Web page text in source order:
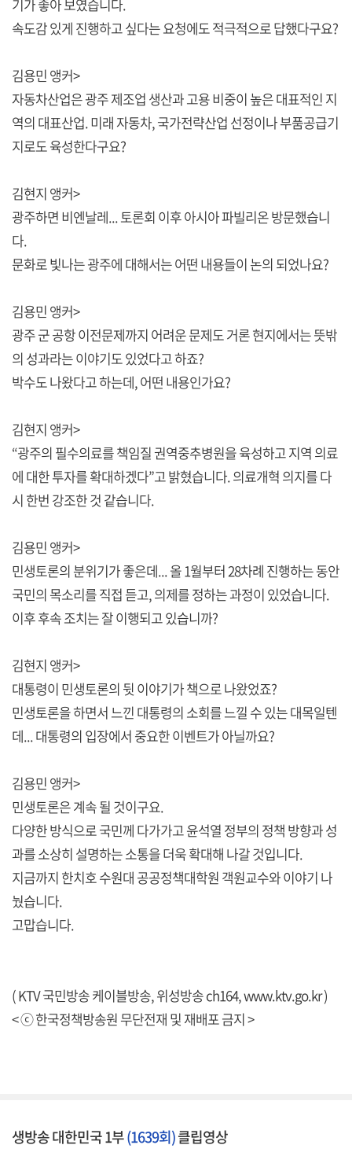
기가 좋아 보였습니다.
속도감 있게 진행하고 싶다는 요청에도 적극적으로 답했다구요?
김용민 앵커>
자동차산업은 광주 제조업 생산과 고용 비중이 높은 대표적인 지
역의 대표산업. 미래 자동차, 국가전략산업 선정이나 부품공급기
지로도 육성한다구요?
김현지 앵커>
광주하면 비엔날레... 토론회 이후 아시아 파빌리온 방문했습니
다.
문화로 빛나는 광주에 대해서는 어떤 내용들이 논의 되었나요?
김용민 앵커>
광주 군 공항 이전문제까지 어려운 문제도 거론 현지에서는 뜻밖
의 성과라는 이야기도 있었다고 하죠?
박수도 나왔다고 하는데, 어떤 내용인가요?
김현지 앵커>
“광주의 필수의료를 책임질 권역중추병원을 육성하고 지역 의료
에 대한 투자를 확대하겠다”고 밝혔습니다. 의료개혁 의지를 다
시 한번 강조한 것 같습니다.
김용민 앵커>
민생토론의 분위기가 좋은데... 올 1월부터 28차례 진행하는 동안
국민의 목소리를 직접 듣고, 의제를 정하는 과정이 있었습니다.
이후 후속 조치는 잘 이행되고 있습니까?
김현지 앵커>
대통령이 민생토론의 뒷 이야기가 책으로 나왔었죠?
민생토론을 하면서 느낀 대통령의 소회를 느낄 수 있는 대목일텐
데... 대통령의 입장에서 중요한 이벤트가 아닐까요?
김용민 앵커>
민생토론은 계속 될 것이구요.
다양한 방식으로 국민께 다가가고 윤석열 정부의 정책 방향과 성
과를 소상히 설명하는 소통을 더욱 확대해 나갈 것입니다.
지금까지 한치호 수원대 공공정책대학원 객원교수와 이야기 나
눴습니다.
고맙습니다.
( KTV 국민방송 케이블방송, 위성방송 ch164,www.ktv.go.kr)
< ⓒ 한국정책방송원 무단전재 및 재배포 금지 >
생방송 대한민국 1부(1639회)클립영상